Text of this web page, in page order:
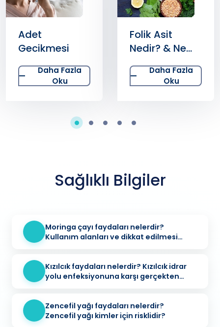
Folik Asit
Nedir? & Ne
işe yarar? &
Doğal Folik
Asit
Daha Fazla
Oku
Genital
Bölgede
Sivilce
Daha Fazla
Oku
Sağlıklı Bilgiler
Moringa çayı faydaları nelerdir?
Kullanım alanları ve dikkat edilmesi
Kızılcık faydaları nelerdir? Kızılcık idrar
yolu enfeksiyonuna karşı gerçekten
Zencefil yağı faydaları nelerdir?
Zencefil yağı kimler için risklidir?